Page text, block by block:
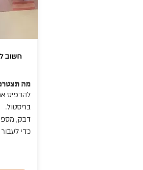
חשוב
מה
להדפיס
בריסטול.
דבק,
כדי